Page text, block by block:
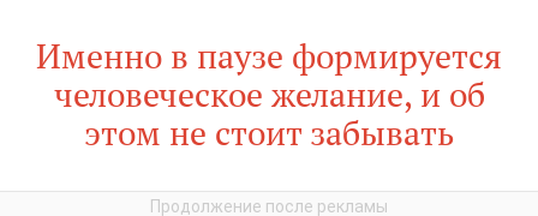
Именно в паузе формируется
человеческое желание, и об
этом не стоит забывать